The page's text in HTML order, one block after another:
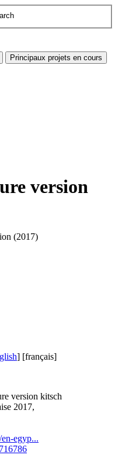
Principaux projets en cours
version
(2017)
] [français]
version kitsch
2017,
egyp...